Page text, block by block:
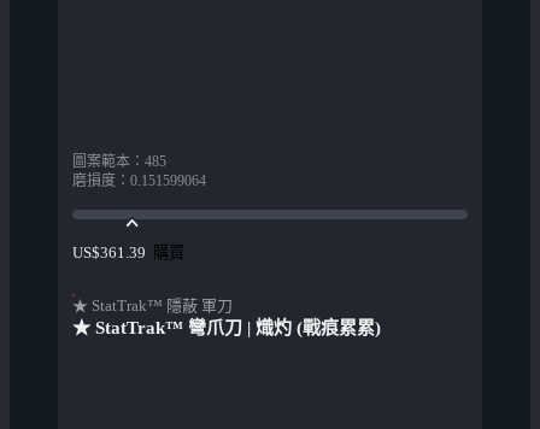
圖案範本 ： 485
磨損度 ： 0.151599064
US$361.39 購買
★ StatTrak™ 隱蔽 軍刀
★ StatTrak™ 彎爪刀 | 熾灼 (戰痕累累)